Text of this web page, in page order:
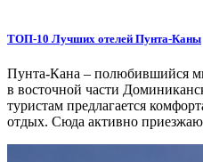
ТОП-10 Лучших отелей Пунта-Каны
Пунта-Кана – полюбившийся
в восточной части
туристам предлагается
отдых. Сюда активно